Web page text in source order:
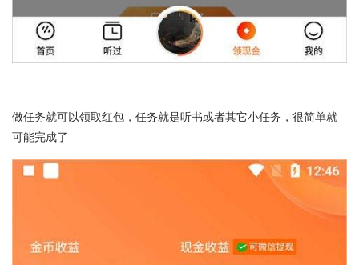
做任务就可以领取红包，任务就是听书或者其它小任务，很简单就
可能完成了